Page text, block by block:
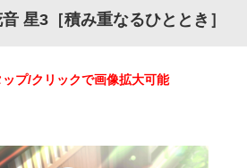
星3［積み重なるひととき］
プ/クリックで画像拡大可能